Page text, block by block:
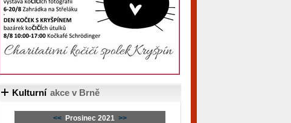
Kulturní akce v Brně
<< Prosinec 2021 >>